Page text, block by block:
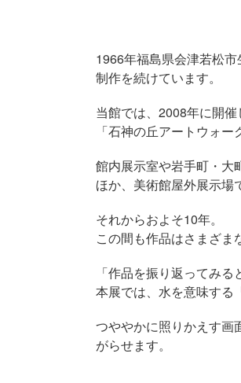
1966年福島県会津若松
制作を続けています。
当館では、2008年に開
「石神の丘アートウォ
館内展示室や岩手町・大
ほか、美術館屋外展示場
それからおよそ10年。
この間も作品はさまざま
「作品を振り返ってみ
本展では、水を意味する
つややかに照りかえす画
がらせます。